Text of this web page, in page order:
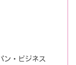
ン・ビジネス